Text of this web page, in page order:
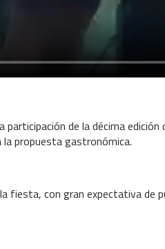
de la décima
propuesta gastronómica.
fiesta, con gran expectativa de